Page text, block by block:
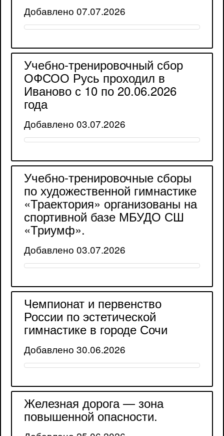
Добавлено 07.07.2026
Учебно-тренировочный сбор
ОФСОО Русь проходил в
Иваново с 10 по 20.06.2026
года
Добавлено 03.07.2026
Учебно-тренировочные сборы
по художественной гимнастике
«Траектория» организованы на
спортивной базе МБУДО СШ
«Триумф».
Добавлено 03.07.2026
Чемпионат и первенство
России по эстетической
гимнастике в городе Сочи
Добавлено 30.06.2026
Железная дорога — зона
повышенной опасности.